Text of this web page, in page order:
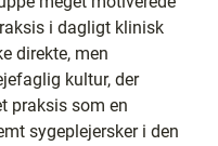
i dagligt klinisk
direkte, men
kultur, der
praksis som en
sygeplejersker i den